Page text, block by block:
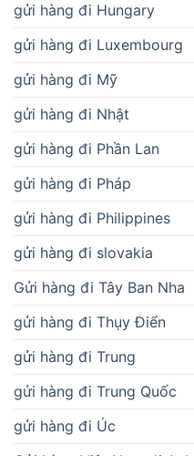
gửi hàng đi Hungary
gửi hàng đi Luxembourg
gửi hàng đi Mỹ
gửi hàng đi Nhật
gửi hàng đi Phần Lan
gửi hàng đi Pháp
gửi hàng đi Philippines
gửi hàng đi slovakia
Gửi hàng đi Tây Ban Nha
gửi hàng đi Thụy Điển
gửi hàng đi Trung
gửi hàng đi Trung Quốc
gửi hàng đi Úc